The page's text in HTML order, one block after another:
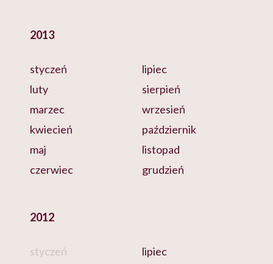
2013
styczeń
luty
marzec
kwiecień
maj
czerwiec
lipiec
sierpień
wrzesień
październik
listopad
grudzień
2012
styczeń
lipiec